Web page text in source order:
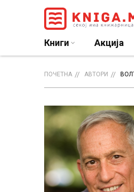
Книги Акција
ПОЧЕТНА АВТОРИ